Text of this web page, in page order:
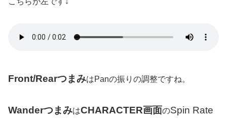
Front/RearつまみはPanの振りの調整ですね。
WanderつまみはCHARACTER画面のSpin Rate